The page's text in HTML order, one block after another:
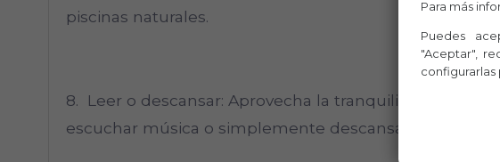
piscinas naturales.
8. Leer o descansar: Aprovecha la tranquilidad de la
escuchar música o simplemente descansar y
Para más
Puedes
"Aceptar",
configurarlas